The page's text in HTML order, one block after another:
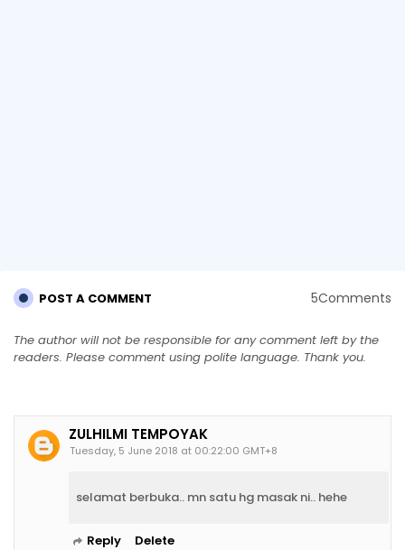
POST A COMMENT 5Comments
The author will not be responsible for any comment left by the
readers. Please comment using polite language. Thank you.
ZULHILMI TEMPOYAK
Tuesday, 5 June 2018 at 00:22:00 GMT+8
selamat berbuka.. mn satu hg masak ni.. hehe
Reply Delete